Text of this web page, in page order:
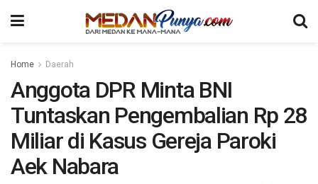
Home Daerah
Anggota DPR Minta BNI
Tuntaskan Pengembalian Rp 28
Miliar di Kasus Gereja Paroki
Aek Nabara